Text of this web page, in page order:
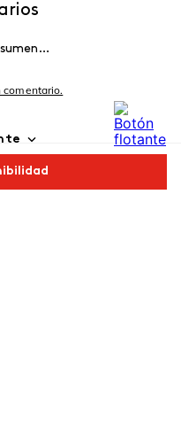
comentario.